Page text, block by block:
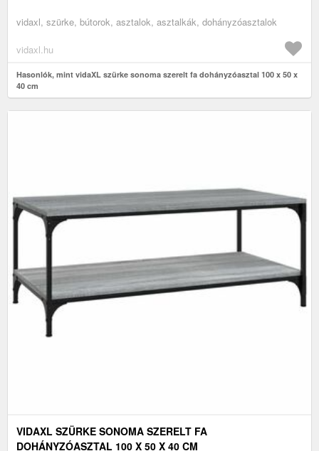
vidaxl, szürke, bútorok, asztalok, asztalkák, dohányzóasztalok
vidaxl.hu
Hasonlók, mint vidaXL szürke sonoma szerelt fa dohányzóasztal 100 x 50 x
40 cm
VIDAXL SZÜRKE SONOMA SZERELT FA
DOHÁNYZÓASZTAL 100 X 50 X 40 CM